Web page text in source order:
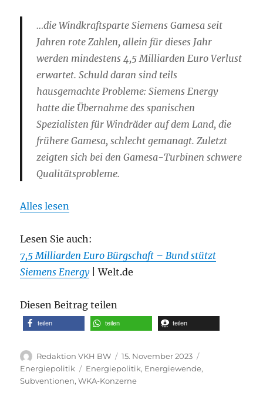
…die Windkraftsparte Siemens Gamesa seit
Jahren rote Zahlen, allein für dieses Jahr
werden mindestens 4,5 Milliarden Euro Verlust
erwartet. Schuld daran sind teils
hausgemachte Probleme: Siemens Energy
hatte die Übernahme des spanischen
Spezialisten für Windräder auf dem Land, die
frühere Gamesa, schlecht gemanagt. Zuletzt
zeigten sich bei den Gamesa-Turbinen schwere
Qualitätsprobleme.
Alles lesen
Lesen Sie auch:
7,5 Milliarden Euro Bürgschaft – Bund stützt
Siemens Energy| Welt.de
Diesen Beitrag teilen
teilen teilen teilen
Autor
Redaktion VKH BW
Veröffentlicht
am
15. November 2023
Energiepolitik
Schlagwörter
Energiepolitik, Energiewende,
Subventionen,WKA-Konzerne